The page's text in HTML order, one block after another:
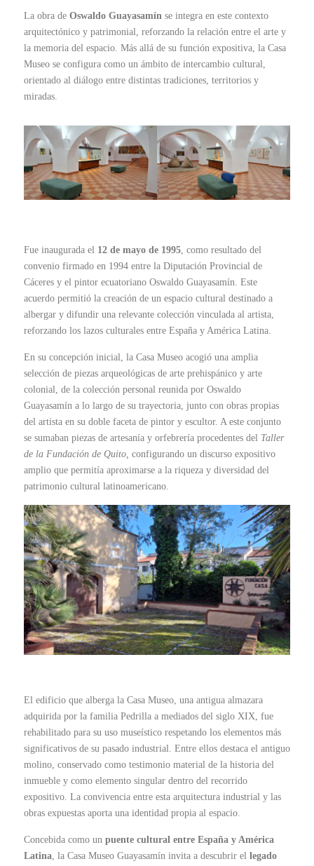
La obra de Oswaldo Guayasamín se integra en este contexto
arquitectónico y patrimonial, reforzando la relación entre el arte y
la memoria del espacio. Más allá de su función expositiva, la Casa
Museo se configura como un ámbito de intercambio cultural,
orientado al diálogo entre distintas tradiciones, territorios y
miradas.
Fue inaugurada el 12 de mayo de 1995, como resultado del
convenio firmado en 1994 entre la Diputación Provincial de
Cáceres y el pintor ecuatoriano Oswaldo Guayasamín. Este
acuerdo permitió la creación de un espacio cultural destinado a
albergar y difundir una relevante colección vinculada al artista,
reforzando los lazos culturales entre España y América Latina.
En su concepción inicial, la Casa Museo acogió una amplia
selección de piezas arqueológicas de arte prehispánico y arte
colonial, de la colección personal reunida por Oswaldo
Guayasamín a lo largo de su trayectoria, junto con obras propias
del artista en su doble faceta de pintor y escultor. A este conjunto
se sumaban piezas de artesanía y orfebrería procedentes del Taller
de la Fundación de Quito, configurando un discurso expositivo
amplio que permitía aproximarse a la riqueza y diversidad del
patrimonio cultural latinoamericano.
El edificio que alberga la Casa Museo, una antigua almazara
adquirida por la familia Pedrilla a mediados del siglo XIX, fue
rehabilitado para su uso museístico respetando los elementos más
significativos de su pasado industrial. Entre ellos destaca el antiguo
molino, conservado como testimonio material de la historia del
inmueble y como elemento singular dentro del recorrido
expositivo. La convivencia entre esta arquitectura industrial y las
obras expuestas aporta una identidad propia al espacio.
Concebida como un puente cultural entre España y América
Latina, la Casa Museo Guayasamín invita a descubrir el legado